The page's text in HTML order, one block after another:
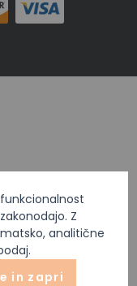
Z
analitične
in zapri